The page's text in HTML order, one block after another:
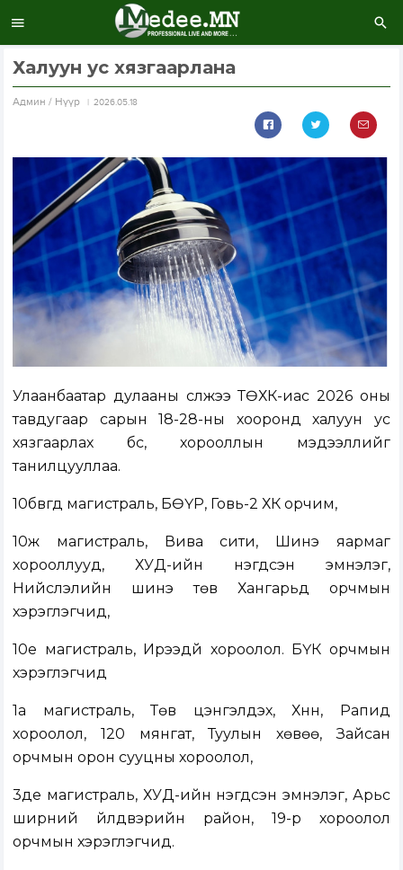
Халуун ус хязгаарлана
Aдмин / Нүүр 2026.05.18
Улаанбаатар дулааны сүлжээ ТӨХК-иас 2026 оны
тавдугаар сарын 18-28-ны хооронд халуун ус
хязгаарлах бүс, хорооллын мэдээллийг
танилцууллаа.
10бвгд магистраль, БӨҮР, Говь-2 ХК орчим,
10ж магистраль, Вива сити, Шинэ яармаг
хорооллууд, ХУД-ийн нэгдсэн эмнэлэг,
Нийслэлийн шинэ төв Хангарьд орчмын
хэрэглэгчид,
10е магистраль, Ирээдүй хороолол. БҮК орчмын
хэрэглэгчид
1а магистраль, Төв цэнгэлдэх, Хүннү, Рапид
хороолол, 120 мянгат, Туулын хөвөө, Зайсан
орчмын орон сууцны хороолол,
3де магистраль, ХУД-ийн нэгдсэн эмнэлэг, Арьс
ширний үйлдвэрийн район, 19-р хороолол
орчмын хэрэглэгчид.